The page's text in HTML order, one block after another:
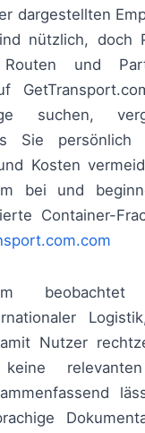
dargestellten
nützlich, doch
und
suchen,
Sie persönlich
Kosten
bei und
Container-
beobachtet
Nutzer
relevanten